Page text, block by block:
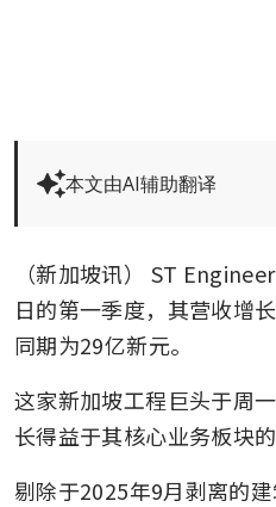
本文由AI辅助翻译
（新加坡讯） ST
日的第一季度，其营收增
同期为29亿新元。
这家新加坡工程巨头于周
长得益于其核心业务板块
剔除于2025年9月剥离的